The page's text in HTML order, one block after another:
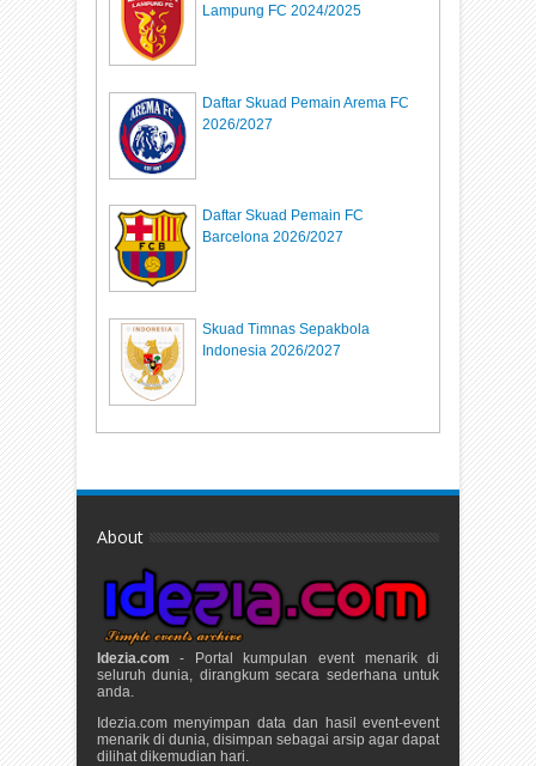
Lampung FC 2024/2025
Daftar Skuad Pemain Arema FC
2026/2027
Daftar Skuad Pemain FC
Barcelona 2026/2027
Skuad Timnas Sepakbola
Indonesia 2026/2027
About
Idezia.com - Portal kumpulan event menarik di
seluruh dunia, dirangkum secara sederhana untuk
anda.
Idezia.com menyimpan data dan hasil event-event
menarik di dunia, disimpan sebagai arsip agar dapat
dilihat dikemudian hari.